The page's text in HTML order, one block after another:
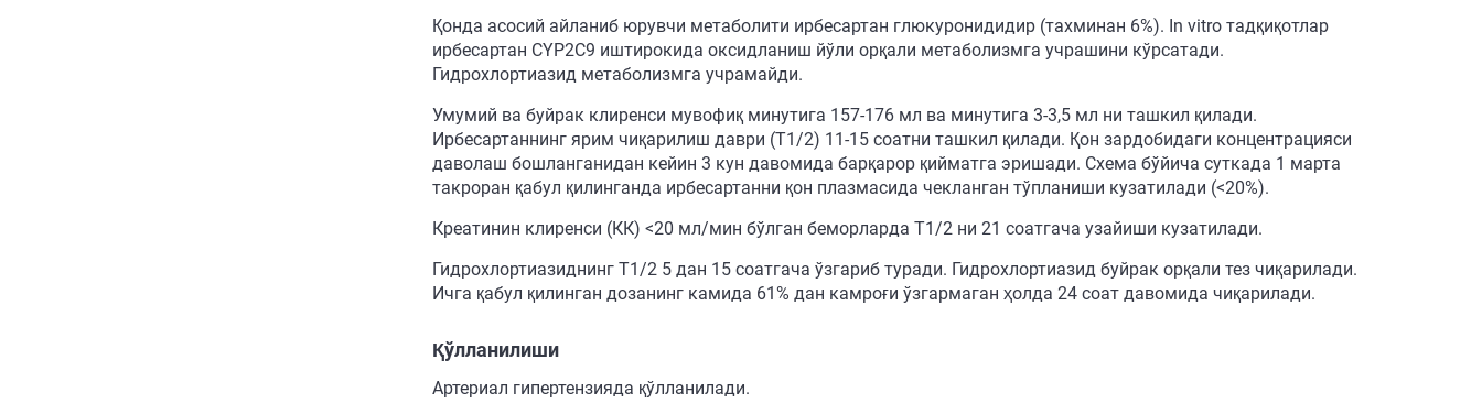
Қонда асосий айланиб юрувчи метаболити ирбесартан глюкуронидидир (тахминан 6%). In vitro тадқиқотлар
ирбесартан CYP2C9 иштирокида оксидланиш йўли орқали метаболизмга учрашини кўрсатади.
Гидрохлортиазид метаболизмга учрамайди.
Умумий ва буйрак клиренси мувофиқ минутига 157-176 мл ва минутига 3-3,5 мл ни ташкил қилади.
Ирбесартаннинг ярим чиқарилиш даври (Т1/2) 11-15 соатни ташкил қилади. Қон зардобидаги концентрацияси
даволаш бошланганидан кейин 3 кун давомида барқарор қийматга эришади. Схема бўйича суткада 1 марта
такроран қабул қилинганда ирбесартанни қон плазмасида чекланган тўпланиши кузатилади (<20%).
Креатинин клиренси (КК) <20 мл/мин бўлган беморларда Т1/2 ни 21 соатгача узайиши кузатилади.
Гидрохлортиазиднинг Т1/2 5 дан 15 соатгача ўзгариб туради. Гидрохлортиазид буйрак орқали тез чиқарилади.
Ичга қабул қилинган дозанинг камида 61% дан камроғи ўзгармаган ҳолда 24 соат давомида чиқарилади.
Қўлланилиши
Артериал гипертензияда қўлланилади.